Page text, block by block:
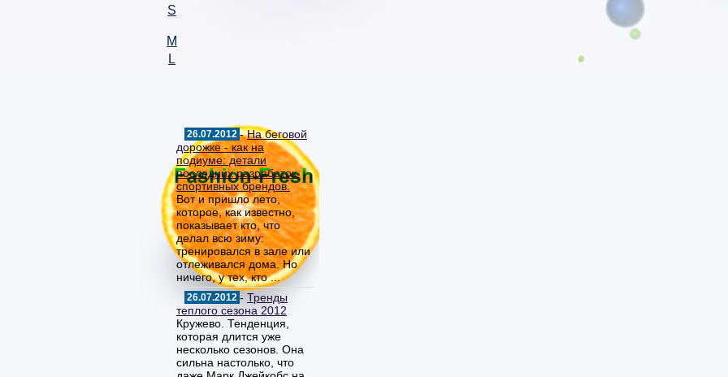
S
M
L
26.07.2012 -На беговой
дорожке - как на
подиуме: детали
последних разработок
спортивных брендов.
Вот и пришло лето,
которое, как известно,
показывает кто, что
делал всю зиму:
тренировался в зале или
отлеживался дома. Но
ничего, у тех, кто ...
26.07.2012 - Тренды
теплого сезона 2012
Кружево. Тенденция,
которая длится уже
несколько сезонов. Она
сильна настолько, что